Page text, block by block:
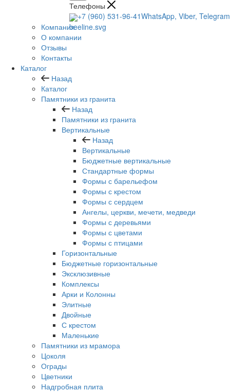
Телефоны
+7 (960) 531-96-41WhatsApp, Viber, Telegram
Компания
О компании
Отзывы
Контакты
Каталог
Назад
Каталог
Памятники из гранита
Назад
Памятники из гранита
Вертикальные
Назад
Вертикальные
Бюджетные вертикальные
Стандартные формы
Формы с барельефом
Формы с крестом
Формы с сердцем
Ангелы, церкви, мечети, медведи
Формы с деревьями
Формы с цветами
Формы с птицами
Горизонтальные
Бюджетные горизонтальные
Эксклюзивные
Комплексы
Арки и Колонны
Элитные
Двойные
С крестом
Маленькие
Памятники из мрамора
Цоколя
Ограды
Цветники
Надгробная плита